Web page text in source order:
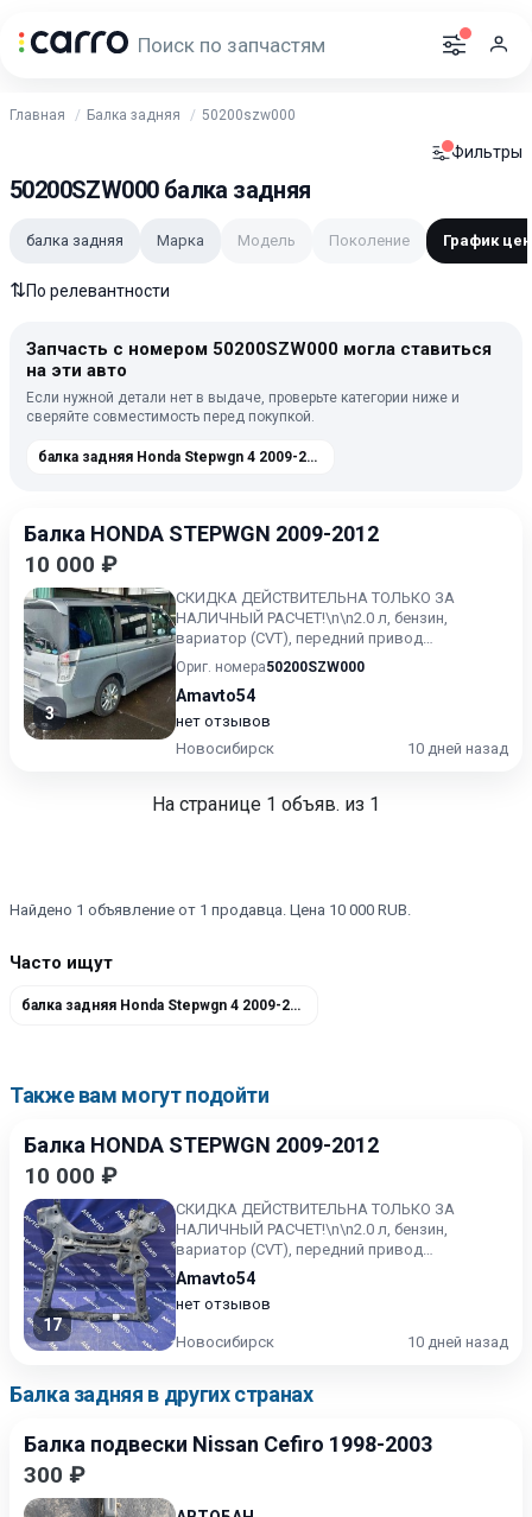
Главная Балка задняя 50200szw000
Фильтры
50200SZW000 балка задняя
балка задняя Марка Модель Поколение График цен
⇅По релевантности
Запчасть с номером 50200SZW000 могла ставиться
на эти авто
Если нужной детали нет в выдаче, проверьте категории ниже и
сверяйте совместимость перед покупкой.
балка задняя Honda Stepwgn 4 2009-2012
Балка HONDA STEPWGN 2009-2012
10 000 ₽
3
СКИДКА ДЕЙСТВИТЕЛЬНА ТОЛЬКО ЗА
НАЛИЧНЫЙ РАСЧЕТ!\n\n2.0 л, бензин,
вариатор (CVT), передний привод
\nКонтрактный, без пробега по РФ. Honda
St...
Ориг. номера50200SZW000
Amavto54
нет отзывов
Новосибирск
10 дней назад
На странице 1 объяв. из 1
Найдено 1 объявление от 1 продавца. Цена 10 000 RUB.
Часто ищут
балка задняя Honda Stepwgn 4 2009-2012
Также вам могут подойти
Балка HONDA STEPWGN 2009-2012
10 000 ₽
17
СКИДКА ДЕЙСТВИТЕЛЬНА ТОЛЬКО ЗА
НАЛИЧНЫЙ РАСЧЕТ!\n\n2.0 л, бензин,
вариатор (CVT), передний привод
Контрактный, без пробега по РФ. Honda
Step...
Amavto54
нет отзывов
Новосибирск 10 дней назад
Балка задняя в других странах
Балка подвески Nissan Cefiro 1998-2003
300 ₽